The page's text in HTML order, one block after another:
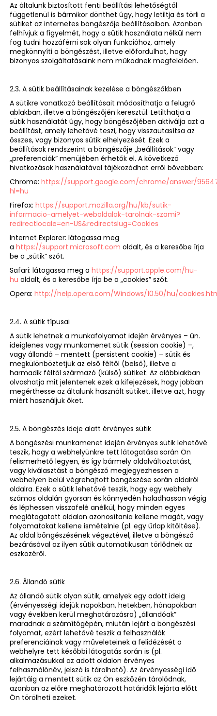
Az általunk biztosított fenti beállítási lehetőségtől
függetlenül is bármikor dönthet úgy, hogy letiltja és törli a
sütiket az internetes böngészője beállításaiban. Azonban
felhívjuk a figyelmét, hogy a sütik használata nélkül nem
fog tudni hozzáférni sok olyan funkcióhoz, amely
megkönnyíti a böngészést, illetve előfordulhat, hogy
bizonyos szolgáltatásaink nem működnek megfelelően.
2.3. A sütik beállításainak kezelése a böngészőkben
A sütikre vonatkozó beállításait módosíthatja a felugró
ablakban, illetve a böngészőjén keresztül. Letilthatja a
sütik használatát úgy, hogy böngészőjében aktiválja azt a
beállítást, amely lehetővé teszi, hogy visszautasítsa az
összes, vagy bizonyos sütik elhelyezését. Ezek a
beállítások rendszerint a böngészője „beállítások” vagy
„preferenciák” menüjében érhetők el. A következő
hivatkozások használatával tájékozódhat erről bővebben:
Chrome: https://support.google.com/chrome/answer/
hl=hu
Firefox: https://support.mozilla.org/hu/kb/sutik-
informacio-amelyet-weboldalak-tarolnak-szami?
redirectlocale=en-US&redirectslug=Cookies
Internet Explorer: látogassa meg
a https://support.microsoft.com oldalt, és a keresőbe írja
be a „sütik” szót.
Safari: látogassa meg a https://support.apple.com/hu-
hu oldalt, és a keresőbe írja be a „cookies” szót.
Opera: http://help.opera.com/Windows/10.50/hu/
2.4. A sütik típusai
A sütik lehetnek a munkafolyamat idején érvényes – ún.
ideiglenes vagy munkamenet sütik (session cookie) –,
vagy állandó – mentett (persistent cookie) – sütik és
megkülönböztetjük az első féltől (belső), illetve a
harmadik féltől származó (külső) sütiket. Az alábbiakban
olvashatja mit jelentenek ezek a kifejezések, hogy jobban
megérthesse az általunk használt sütiket, illetve azt, hogy
miért használjuk őket.
2.5. A böngészés ideje alatt érvényes sütik
A böngészési munkamenet idején érvényes sütik lehetővé
teszik, hogy a webhelyünkre tett látogatása során Ön
felismerhető legyen, és így bármely oldalváltoztatást,
vagy kiválasztást a böngésző megjegyezhessen a
webhelyen belül végrehajtott böngészése során oldalról
oldalra. Ezek a sütik lehetővé teszik, hogy egy webhely
számos oldalán gyorsan és könnyedén haladhasson végig
és léphessen visszafelé anélkül, hogy minden egyes
meglátogatott oldalon azonosítania kellene magát, vagy
folyamatokat kellene ismételnie (pl. egy űrlap kitöltése).
Az oldal böngészésének végeztével, illetve a böngésző
bezárásával az ilyen sütik automatikusan törlődnek az
eszközéről.
2.6. Állandó sütik
Az állandó sütik olyan sütik, amelyek egy adott ideig
(érvényességi idejük napokban, hetekben, hónapokban
vagy években kerül meghatározásra) „állandóak”
maradnak a számítógépén, miután lejárt a böngészési
folyamat, ezért lehetővé teszik a felhasználók
preferenciáinak vagy műveleteinek a felidézését a
webhelyre tett későbbi látogatás során is (pl.
alkalmazásukkal az adott oldalon érvényes
felhasználónév, jelszó is tárolható). Az érvényességi idő
lejártáig a mentett sütik az Ön eszközén tárolódnak,
azonban az előre meghatározott határidők lejárta előtt
Ön törölheti ezeket.